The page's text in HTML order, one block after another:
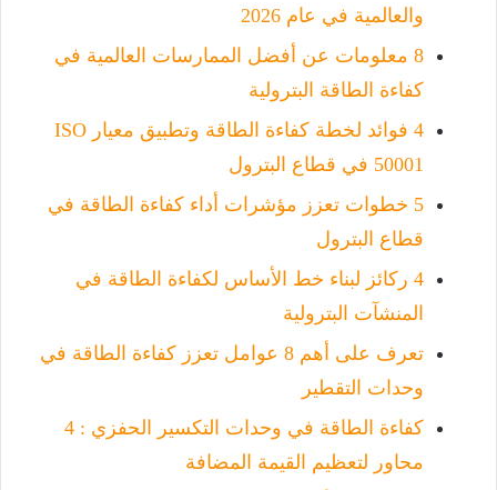
والعالمية في عام 2026
8 معلومات عن أفضل الممارسات العالمية في
كفاءة الطاقة البترولية
4 فوائد لخطة كفاءة الطاقة وتطبيق معيار ISO
50001 في قطاع البترول
5 خطوات تعزز مؤشرات أداء كفاءة الطاقة في
قطاع البترول
4 ركائز لبناء خط الأساس لكفاءة الطاقة في
المنشآت البترولية
تعرف على أهم 8 عوامل تعزز كفاءة الطاقة في
وحدات التقطير
كفاءة الطاقة في وحدات التكسير الحفزي : 4
محاور لتعظيم القيمة المضافة